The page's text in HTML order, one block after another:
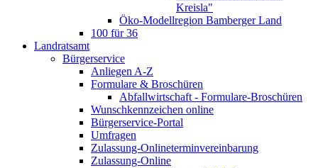
Kreisla"
Öko-Modellregion Bamberger Land
100 für 36
Landratsamt
Bürgerservice
Anliegen A-Z
Formulare & Broschüren
Abfallwirtschaft - Formulare-Broschüren
Wunschkennzeichen online
Bürgerservice-Portal
Umfragen
Zulassung-Onlineterminvereinbarung
Zulassung-Online